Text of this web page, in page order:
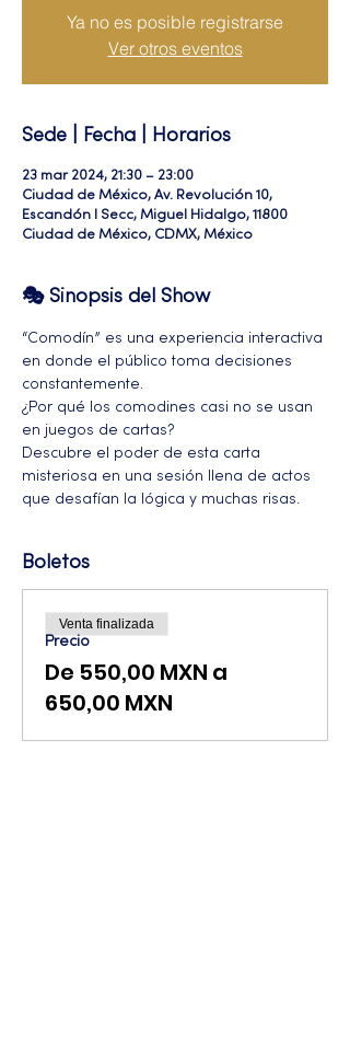
Ya no es posible registrarse
Ver otros eventos
Sede | Fecha | Horarios
23 mar 2024, 21:30 – 23:00
Ciudad de México, Av. Revolución 10,
Escandón I Secc, Miguel Hidalgo, 11800
Ciudad de México, CDMX, México
🎭 Sinopsis del Show
“Comodín” es una experiencia interactiva
en donde el público toma decisiones
constantemente.
¿Por qué los comodines casi no se usan
en juegos de cartas?
Descubre el poder de esta carta
misteriosa en una sesión llena de actos
que desafían la lógica y muchas risas.
Boletos
Precio
De 550,00 MXN a
650,00 MXN
Venta finalizada